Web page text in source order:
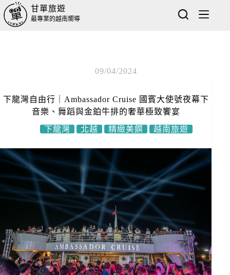
甘單旅遊
最專業的越南嚮導
09/04/2024
下龍灣自由行｜Ambassador Cruise 國賓大使號夜幕下
音樂、舞蹈與金鉑牛排的奢華極致饗宴
下龍灣
北越 精緻美饌 越南旅遊